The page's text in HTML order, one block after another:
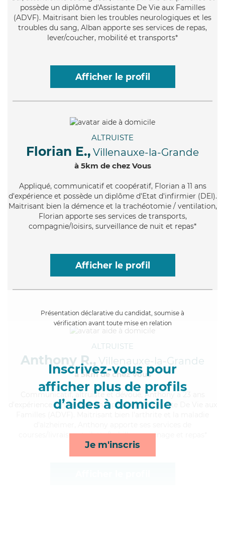
possède un diplôme d'Assistante De Vie aux Familles
(ADVF). Maitrisant bien les troubles neurologiques et les
troubles du sang, Alban apporte ses services de repas,
lever/coucher, mobilité et transports*
Afficher le profil
ALTRUISTE
Florian E., Villenauxe-la-Grande
à 5km de chez Vous
Appliqué, communicatif et coopératif, Florian a 11 ans
d'expérience et possède un diplôme d'Etat d'infirmier (DEI).
Maitrisant bien la démence et la trachéotomie / ventilation,
Florian apporte ses services de transports,
compagnie/loisirs, surveillance de nuit et repas*
Afficher le profil
Présentation déclarative du candidat, soumise à
vérification avant toute mise en relation
Inscrivez-vous pour
afficher plus de profils
d’aides à domicile
Je m'inscris
ALTRUISTE
Anthony R., Villenauxe-la-Grande
à 5km de chez Vous
, altruiste et dévoué, Anthony a 23 ans
d'expérience et possède un diplôme d'Assistante De Vie aux
courses/livraison, toilette/habillage, ménage et repas*